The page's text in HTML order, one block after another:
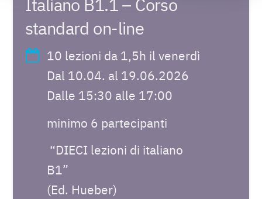
standard on-line
10 lezioni da 1,5h il venerdì
Dal 10.04. al 19.06.2026
Dalle 15:30 alle 17:00
minimo 6 partecipanti
“DIECI lezioni di italiano
B1”
(Ed. Hueber)